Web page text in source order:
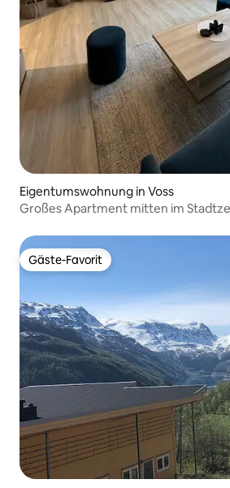
Eigentumswohnung in Voss
Großes Apartment mitten im
Gäste-Favorit
Gäste-Favorit